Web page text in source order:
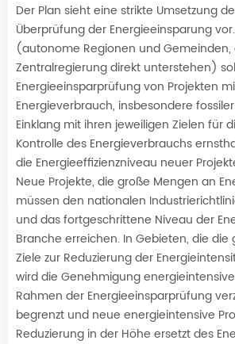
Der Plan sieht eine strikte Umsetzung
Überprüfung der Energieeinsparung
(autonome Regionen und Gemeinden,
Zentralregierung direkt unterstehen)
Energieeinsparprüfung von Projekten
Energieverbrauch, insbesondere
Einklang mit ihren jeweiligen Zielen für
Kontrolle des Energieverbrauchs
die Energieeffizienzniveau neuer
Neue Projekte, die große Mengen an
müssen den nationalen
und das fortgeschrittene Niveau der
Branche erreichen. In Gebieten, die
Ziele zur Reduzierung der
wird die Genehmigung
Rahmen der Energieeinsparprüfung
begrenzt und neue energieintensive
Reduzierung in der Höhe ersetzt des